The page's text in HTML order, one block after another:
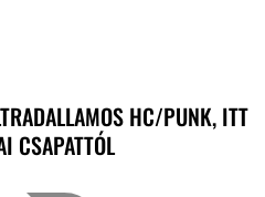
HC/PUNK, ITT
CSAPATTÓL